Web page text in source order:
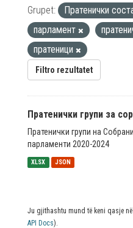
Grupet: Пратенички
парламент
пратеници
Filtro rezultatet
Пратенички групи за
Пратенички групи на
парламенти 2020-2024
XLSX JSON
Ju gjithashtu mund të keni qasje
API Docs).